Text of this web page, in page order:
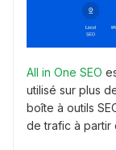
All in One SEO
utilisé sur plus
boîte à outils
de trafic à partir